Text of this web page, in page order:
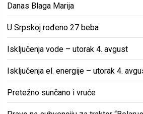
Danas Blaga Marija
U Srpskoj rođeno 27 beba
Isključenja vode – utorak 4. avgust
Isključenja el. energije – utorak 4.
Pretežno sunčano i vruće